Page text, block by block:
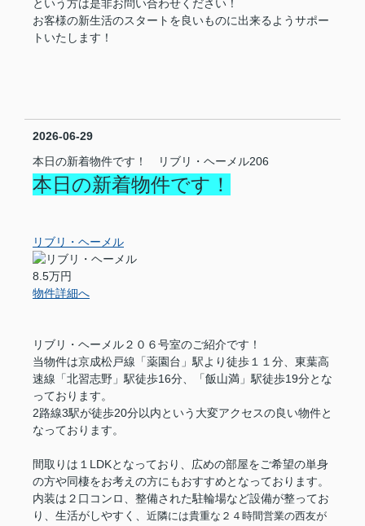
という方は是非お問い合わせください！
お客様の新生活のスタートを良いものに出来るようサポー
トいたします！
2026-06-29
本日の新着物件です！ リブリ・ヘーメル206
本日の新着物件です！
リブリ・ヘーメル
8.5万円
物件詳細へ
リブリ・ヘーメル２０６号室のご紹介です！
当物件は京成松戸線「薬園台」駅より徒歩１１分、東葉高
速線「北習志野」駅徒歩16分、「飯山満」駅徒歩19分とな
っております。
2路線3駅が徒歩20分以内という大変アクセスの良い物件と
なっております。
間取りは１LDKとなっており、広めの部屋をご希望の単身
の方や同棲をお考えの方にもおすすめとなっております。
内装は２口コンロ、整備された駐輪場など設備が整ってお
り、生活がしやすく、 近隣には貴重な２４時間営業の西友が